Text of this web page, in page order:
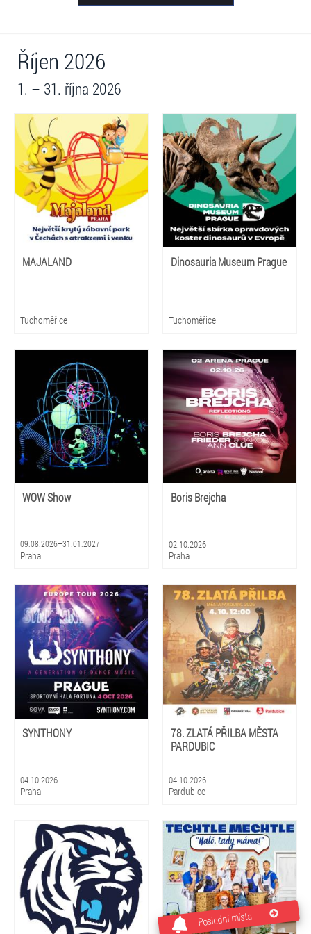
Říjen 2026
1. – 31. října 2026
MAJALAND
Tuchoměřice
Dinosauria Museum Prague
Tuchoměřice
WOW Show
09.08.2026–31.01.2027
Praha
Boris Brejcha
02.10.2026
Praha
SYNTHONY
04.10.2026
Praha
78. ZLATÁ PŘILBA MĚSTA
PARDUBIC
04.10.2026
Pardubice
Poslední místa